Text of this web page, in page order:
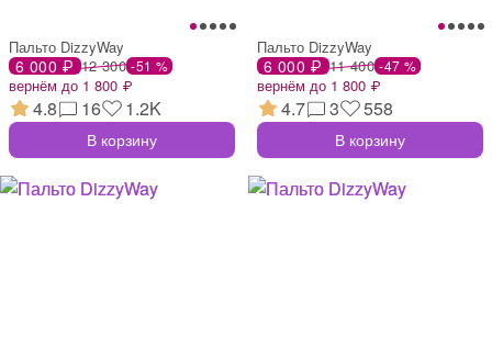
Пальто DizzyWay
6 000 ₽ 12 300 -51 %
вернём до 1 800 ₽
4.8 16 1.2K
В корзину
Пальто DizzyWay
6 000 ₽ 11 400 -47 %
вернём до 1 800 ₽
4.7 3 558
В корзину